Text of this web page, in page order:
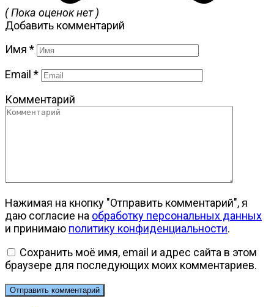
( Пока оценок нет )
Добавить комментарий
Имя *
Email *
Комментарий
Нажимая на кнопку "Отправить комментарий", я
даю согласие на обработку персональных данных
и принимаю политику конфиденциальности.
Сохранить моё имя, email и адрес сайта в этом
браузере для последующих моих комментариев.